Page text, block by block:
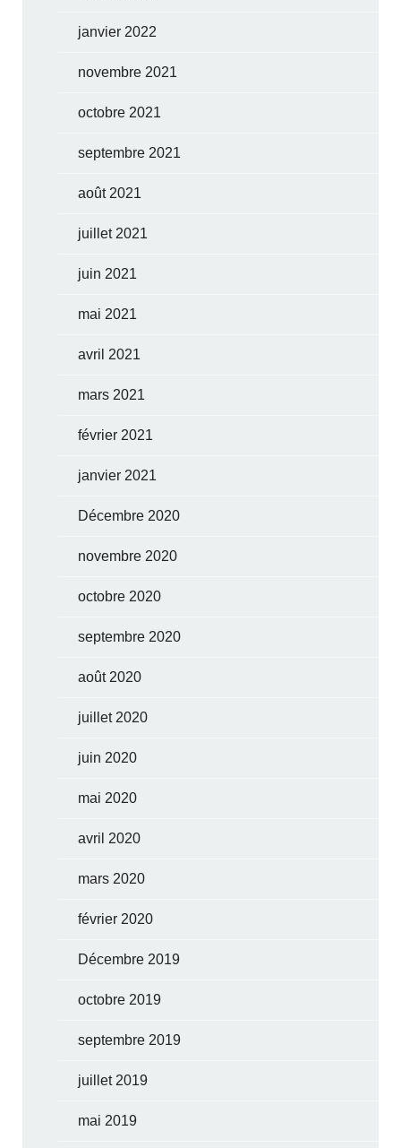
janvier 2022
novembre 2021
octobre 2021
septembre 2021
août 2021
juillet 2021
juin 2021
mai 2021
avril 2021
mars 2021
février 2021
janvier 2021
Décembre 2020
novembre 2020
octobre 2020
septembre 2020
août 2020
juillet 2020
juin 2020
mai 2020
avril 2020
mars 2020
février 2020
Décembre 2019
octobre 2019
septembre 2019
juillet 2019
mai 2019